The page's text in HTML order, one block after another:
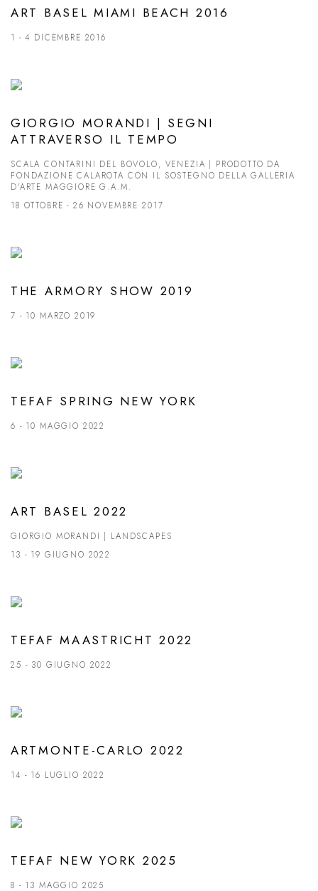
ART BASEL MIAMI BEACH 2016
1 - 4 DICEMBRE 2016
GIORGIO MORANDI | SEGNI
ATTRAVERSO IL TEMPO
SCALA CONTARINI DEL BOVOLO, VENEZIA | PRODOTTO DA
FONDAZIONE CALAROTA CON IL SOSTEGNO DELLA GALLERIA
D'ARTE MAGGIORE G.A.M.
18 OTTOBRE - 26 NOVEMBRE 2017
THE ARMORY SHOW 2019
7 - 10 MARZO 2019
TEFAF SPRING NEW YORK
6 - 10 MAGGIO 2022
ART BASEL 2022
GIORGIO MORANDI | LANDSCAPES
13 - 19 GIUGNO 2022
TEFAF MAASTRICHT 2022
25 - 30 GIUGNO 2022
ARTMONTE-CARLO 2022
14 - 16 LUGLIO 2022
TEFAF NEW YORK 2025
8 - 13 MAGGIO 2025